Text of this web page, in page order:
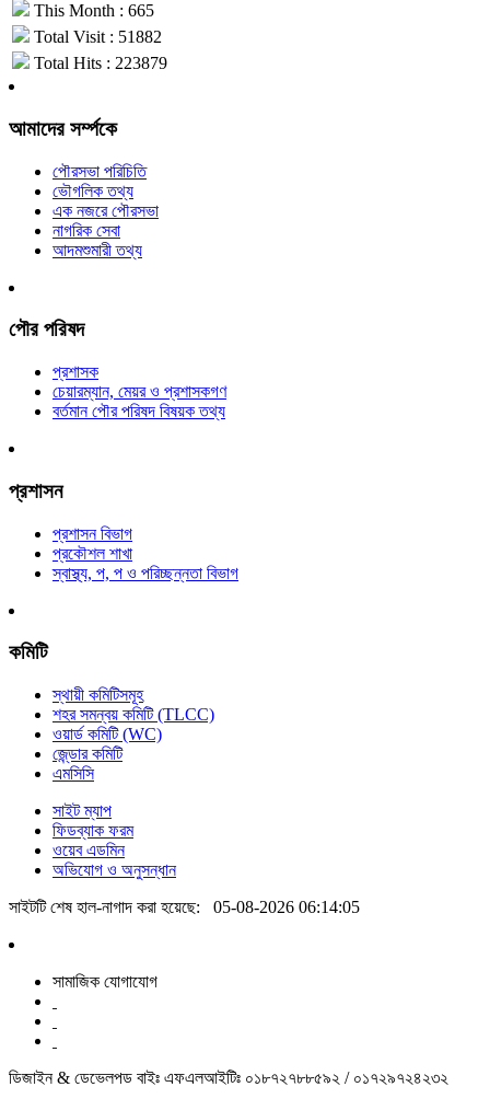
This Month : 665
Total Visit : 51882
Total Hits : 223879
আমাদের সর্ম্পকে
পৌরসভা পরিচিতি
ভৌগলিক তথ্য
এক নজরে পৌরসভা
নাগরিক সেবা
আদমশুমারী তথ্য
পৌর পরিষদ
প্রশাসক
চেয়ারম্যান, মেয়র ও প্রশাসকগণ
বর্তমান পৌর পরিষদ বিষয়ক তথ্য
প্রশাসন
প্রশাসন বিভাগ
প্রকৌশল শাখা
স্বাস্থ্য, প, প ও পরিচ্ছন্নতা ‍বিভাগ
কমিটি
স্থায়ী কমিটিসমূহ
শহর সমন্বয় কমিটি (TLCC)
ওয়ার্ড কমিটি (WC)
জে্ন্ডার কমিটি
এমসিসি
সাইট ম্যাপ
ফিডব্যাক ফরম
ওয়েব এডমিন
অভিযোগ ও অনুসন্ধান
সাইটটি শেষ হাল-নাগাদ করা হয়েছে: 05-08-2026 06:14:05
সামাজিক যোগাযোগ
ডিজাইন & ডেভেলপড বাইঃ এফএলআইটিঃ ০১৮৭২৭৮৮৫৯২ / ০১৭২৯৭২৪২৩২